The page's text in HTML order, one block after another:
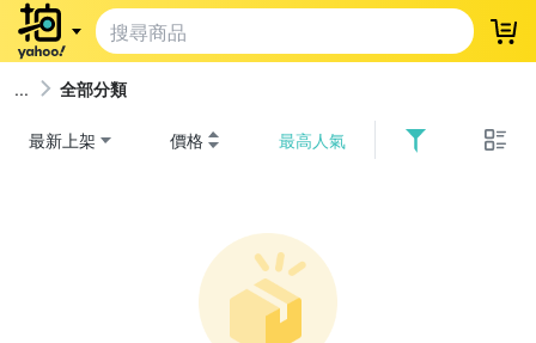
登
全部分類
最新上架 價格 最高人氣